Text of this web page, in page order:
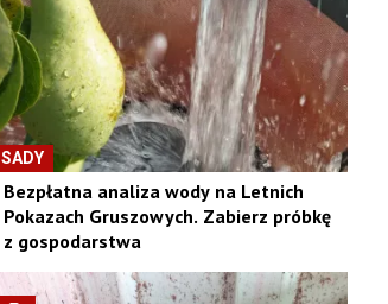
SADY
Bezpłatna analiza wody na Letnich
Pokazach Gruszowych. Zabierz próbkę
z gospodarstwa